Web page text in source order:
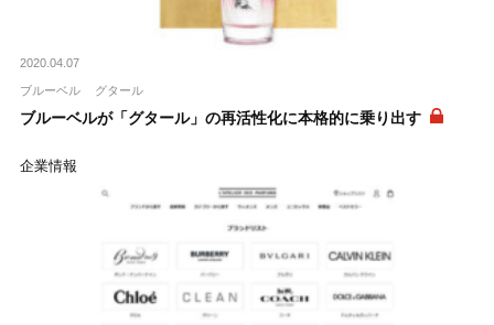
2020.04.07
ブルーベル グタール
ブルーベルが「グタール」の再活性化に本格的に乗り出す
企業情報